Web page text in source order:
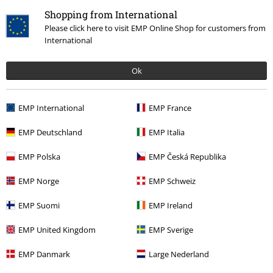
Shopping from International
Please click here to visit EMP Online Shop for customers from
International
Ok
EMP International EMP France
EMP Deutschland EMP Italia
EMP Polska EMP Česká Republika
EMP Norge EMP Schweiz
EMP Suomi EMP Ireland
EMP United Kingdom EMP Sverige
EMP Danmark Large Nederland
More categories. More options.
Teman Basplagg Kläder
Teman Basplagg
Teman Skräck
Kläder & accessoarer Långärmade tröjor
Teman Rockkläder Rockwear Killar